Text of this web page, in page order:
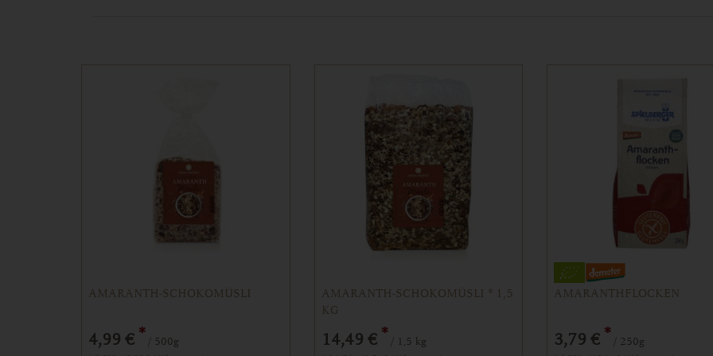
AMARANTH-SCHOKOMÜSLI
4,99 € * / 500g
AMARANTH-SCHOKOMÜSLI * 1,5
KG
14,49 €* / 1,5 kg
AMARANTHFLOCKEN
3,79 € * / 250g